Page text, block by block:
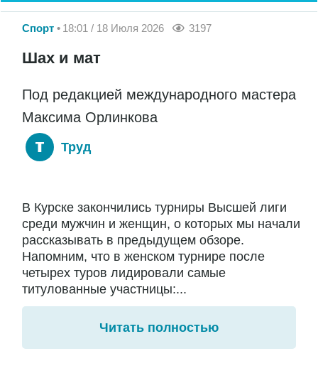
Спорт 18:01 / 18 Июля 2026 3197
Шах и мат
Под редакцией международного мастера
Максима Орлинкова
Труд
В Курске закончились турниры Высшей лиги
среди мужчин и женщин, о которых мы начали
рассказывать в предыдущем обзоре.
Напомним, что в женском турнире после
четырех туров лидировали самые
титулованные участницы:...
Читать полностью